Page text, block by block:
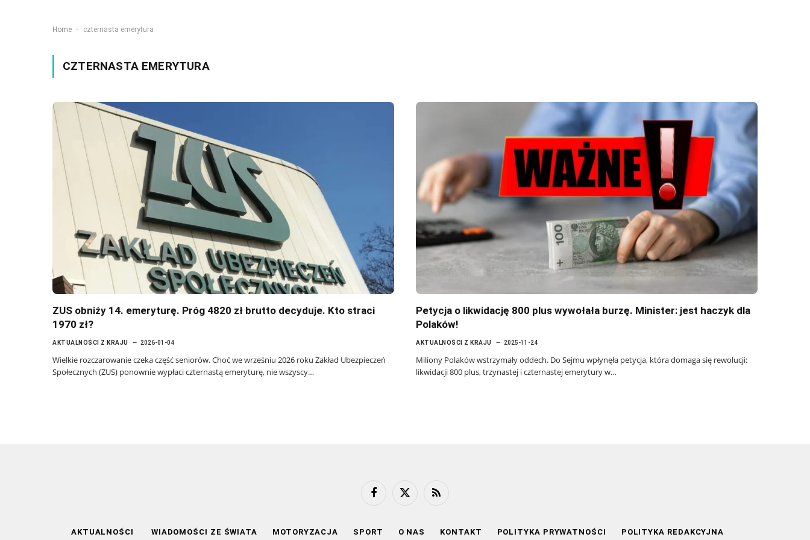
Home - czternasta emerytura
CZTERNASTA EMERYTURA
ZUS obniży 14. emeryturę. Próg 4820 zł brutto decyduje. Kto straci
1970 zł?
AKTUALNOŚCI Z KRAJU 2026-01-04
Wielkie rozczarowanie czeka część seniorów. Choć we wrześniu 2026 roku Zakład Ubezpieczeń
Społecznych (ZUS) ponownie wypłaci czternastą emeryturę, nie wszyscy…
Petycja o likwidację 800 plus wywołała burzę. Minister: jest haczyk dla
Polaków!
AKTUALNOŚCI Z KRAJU 2025-11-24
Miliony Polaków wstrzymały oddech. Do Sejmu wpłynęła petycja, która domaga się rewolucji:
likwidacji 800 plus, trzynastej i czternastej emerytury w…
FacebookX
RSS
AKTUALNOŚCI WIADOMOŚCI ZE ŚWIATA MOTORYZACJA SPORT O NAS KONTAKT POLITYKA PRYWATNOŚCI POLITYKA REDAKCYJNA